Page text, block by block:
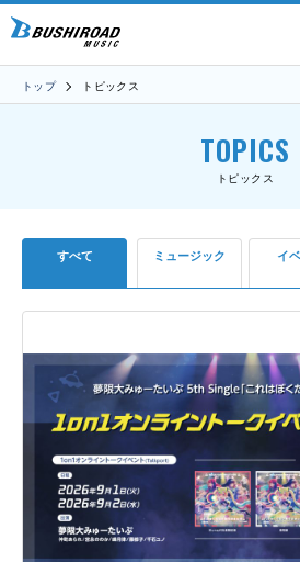
トップ トピックス
TOPICS
トピックス
すべて ミュージック イ